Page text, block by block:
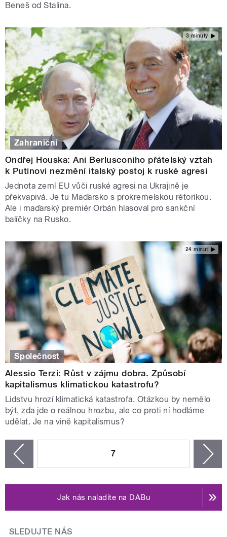
Beneš od Stalina.
3 minuty
Zahraniční
Ondřej Houska: Ani Berlusconiho přátelský vztah
k Putinovi nezmění italský postoj k ruské agresi
Jednota zemí EU vůči ruské agresi na Ukrajině je
překvapivá. Je tu Maďarsko s prokremelskou rétorikou.
Ale i maďarský premiér Orbán hlasoval pro sankční
balíčky na Rusko.
24 minut
Společnost
Alessio Terzi: Růst v zájmu dobra. Způsobí
kapitalismus klimatickou katastrofu?
Lidstvu hrozí klimatická katastrofa. Otázkou by nemělo
být, zda jde o reálnou hrozbu, ale co proti ní hodláme
udělat. Je na vině kapitalismus?
7
Jak nás naladíte na DABu
SLEDUJTE NÁS